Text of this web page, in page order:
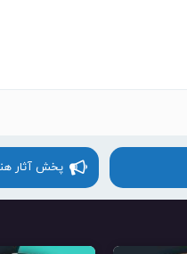
پخش آثار